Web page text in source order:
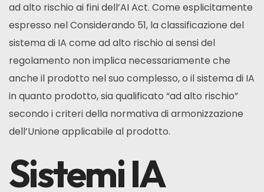
ad alto rischio ai fini dell’AI Act. Come esplicitamente
espresso nel Considerando 51, la classificazione del
sistema di IA come ad alto rischio ai sensi del
regolamento non implica necessariamente che
anche il prodotto nel suo complesso, o il sistema di IA
in quanto prodotto, sia qualificato “ad alto rischio”
secondo i criteri della normativa di armonizzazione
dell’Unione applicabile al prodotto.
Sistemi IA